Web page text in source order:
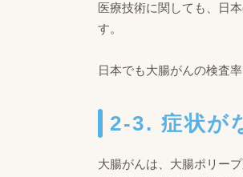
医療技術に関しても、日
す。
日本でも大腸がんの検査
2-3. 症状が
大腸がんは、大腸ポリー